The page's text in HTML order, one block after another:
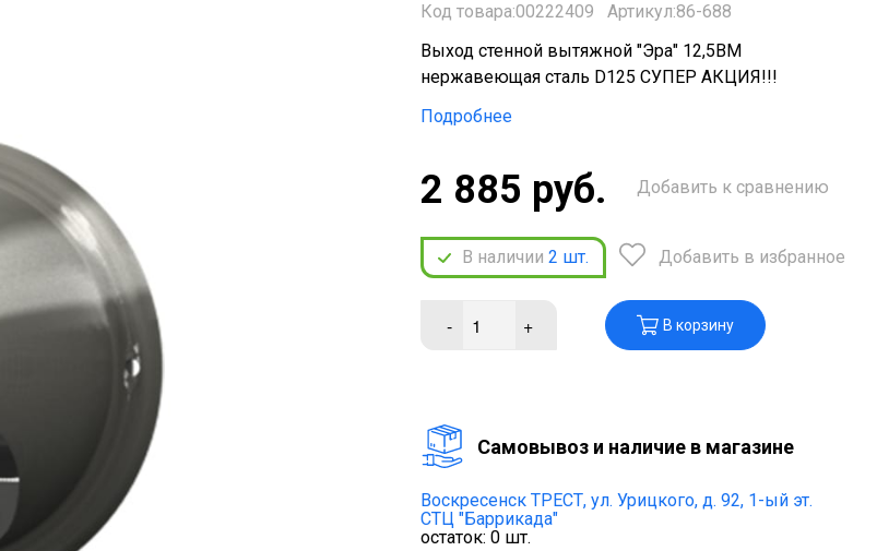
Код товара:00222409
Артикул:86-688
Выход стенной вытяжной "Эра" 12,5ВМ
нержавеющая сталь D125 СУПЕР АКЦИЯ!!!
Подробнее
2 885 руб.
В наличии 2 шт.
Добавить к сравнению
Добавить в избранное
- + В корзину
Cамовывоз и наличие в магазине
Воскресенск ТРЕСТ, ул. Урицкого, д. 92, 1-ый эт.
СТЦ "Баррикада"
остаток: 0 шт.